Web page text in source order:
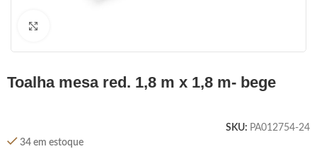
toalha mesa red. 1,8 m x 1,8 m- bege
SKU: PA012754-24
34 em estoque